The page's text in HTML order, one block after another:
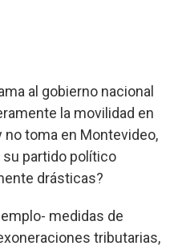
al gobierno nacional
la movilidad en
toma en Montevideo,
su partido político
drásticas?
medidas de
tributarias,